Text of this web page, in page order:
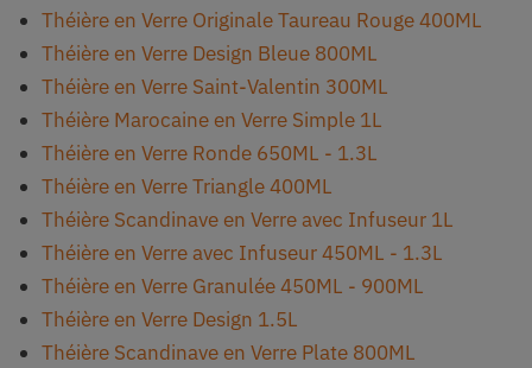
Théière en Verre Originale Taureau Rouge 400ML
Théière en Verre Design Bleue 800ML
Théière en Verre Saint-Valentin 300ML
Théière Marocaine en Verre Simple 1L
Théière en Verre Ronde 650ML - 1.3L
Théière en Verre Triangle 400ML
Théière Scandinave en Verre avec Infuseur 1L
Théière en Verre avec Infuseur 450ML - 1.3L
Théière en Verre Granulée 450ML - 900ML
Théière en Verre Design 1.5L
Théière Scandinave en Verre Plate 800ML